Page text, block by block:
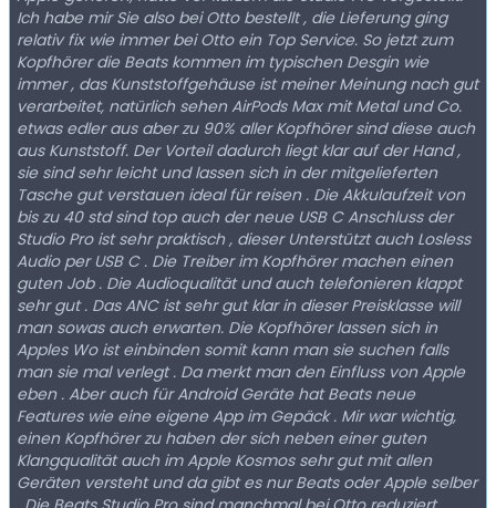
Ich habe mir Sie also bei Otto bestellt , die Lieferung ging
relativ fix wie immer bei Otto ein Top Service. So jetzt zum
Kopfhörer die Beats kommen im typischen Desgin wie
immer , das Kunststoffgehäuse ist meiner Meinung nach gut
verarbeitet, natürlich sehen AirPods Max mit Metal und Co.
etwas edler aus aber zu 90% aller Kopfhörer sind diese auch
aus Kunststoff. Der Vorteil dadurch liegt klar auf der Hand ,
sie sind sehr leicht und lassen sich in der mitgelieferten
Tasche gut verstauen ideal für reisen . Die Akkulaufzeit von
bis zu 40 std sind top auch der neue USB C Anschluss der
Studio Pro ist sehr praktisch , dieser Unterstützt auch Losless
Audio per USB C . Die Treiber im Kopfhörer machen einen
guten Job . Die Audioqualität und auch telefonieren klappt
sehr gut . Das ANC ist sehr gut klar in dieser Preisklasse will
man sowas auch erwarten. Die Kopfhörer lassen sich in
Apples Wo ist einbinden somit kann man sie suchen falls
man sie mal verlegt . Da merkt man den Einfluss von Apple
eben . Aber auch für Android Geräte hat Beats neue
Features wie eine eigene App im Gepäck . Mir war wichtig,
einen Kopfhörer zu haben der sich neben einer guten
Klangqualität auch im Apple Kosmos sehr gut mit allen
Geräten versteht und da gibt es nur Beats oder Apple selber